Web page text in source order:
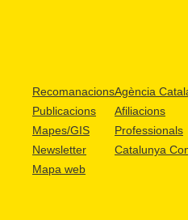
Recomanacions
Publicacions
Mapes/GIS
Newsletter
Mapa web
Agència
Afiliacions
Professionals
Catalunya